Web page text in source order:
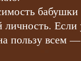
личность.
пользу всем